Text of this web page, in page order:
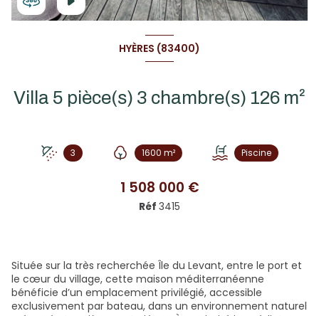
HYÈRES (83400)
Villa 5 pièce(s) 3 chambre(s) 126 m²
3 1600 m² Piscine
1 508 000 €
Réf 3415
Située sur la très recherchée Île du Levant, entre le port et
le cœur du village, cette maison méditerranéenne
bénéficie d’un emplacement privilégié, accessible
exclusivement par bateau, dans un environnement naturel